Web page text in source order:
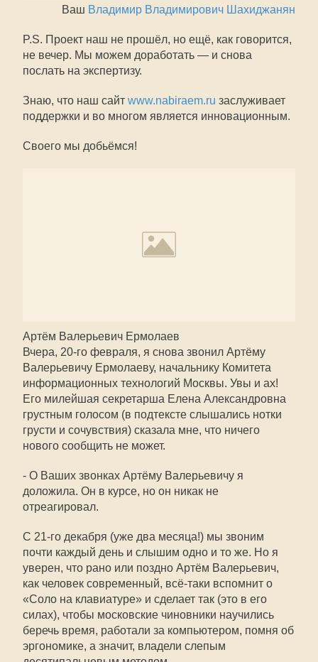
Ваш Владимир Владимирович Шахиджанян
P.S. Проект наш не прошёл, но ещё, как говорится,
не вечер. Мы можем доработать — и снова
послать на экспертизу.
Знаю, что наш сайт www.nabiraem.ru заслуживает
поддержки и во многом является инновационным.
Своего мы добьёмся!
Артём Валерьевич Ермолаев
Вчера, 20-го февраля, я снова звонил Артёму
Валерьевичу Ермолаеву, начальнику Комитета
информационных технологий Москвы. Увы и ах!
Его милейшая секретарша Елена Александровна
грустным голосом (в подтексте слышались нотки
грусти и сочувствия) сказала мне, что ничего
нового сообщить не может.
- О Ваших звонках Артёму Валерьевичу я
доложила. Он в курсе, но он никак не
отреагировал.
С 21-го декабря (уже два месяца!) мы звоним
почти каждый день и слышим одно и то же. Но я
уверен, что рано или поздно Артём Валерьевич,
как человек современный, всё-таки вспомнит о
«Соло на клавиатуре» и сделает так (это в его
силах), чтобы московские чиновники научились
беречь время, работали за компьютером, помня об
эргономике, а значит, владели слепым